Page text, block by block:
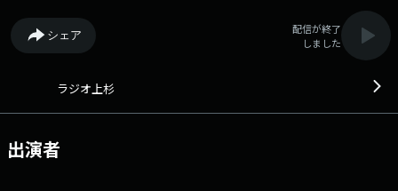
シェア
配信が終了
しました
ラジオ上杉
出演者